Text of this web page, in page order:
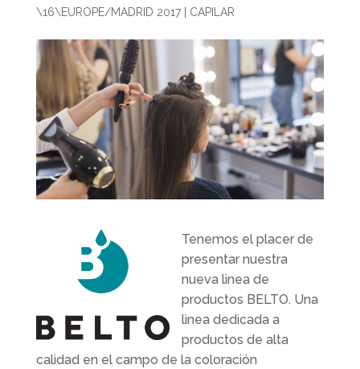
\16\EUROPE/MADRID 2017| CAPILAR
Tenemos el placer de
presentar nuestra
nueva linea de
productos BELTO. Una
linea dedicada a
productos de alta
calidad en el campo de la coloración